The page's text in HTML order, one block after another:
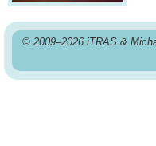
© 2009–2026 iTRAS &